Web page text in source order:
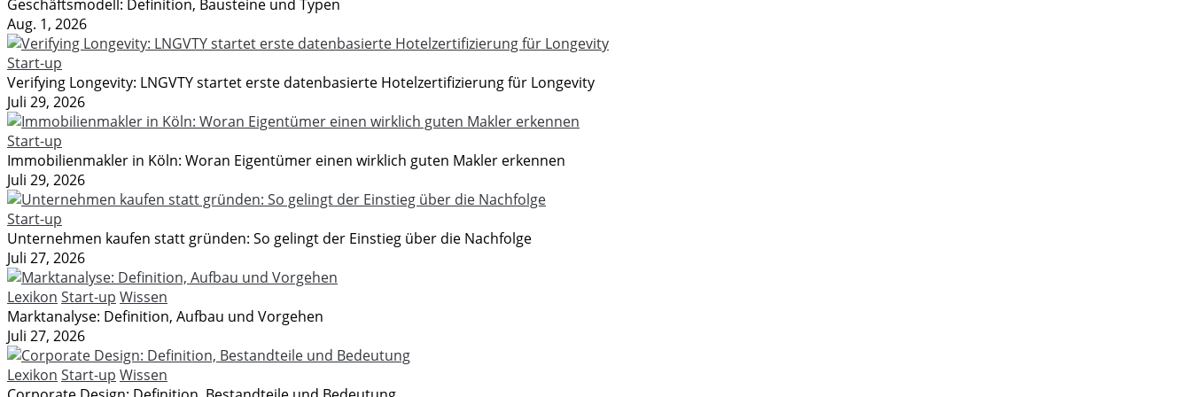
Geschäftsmodell: Definition, Bausteine und Typen
Aug. 1, 2026
Start-up
Verifying Longevity: LNGVTY startet erste datenbasierte Hotelzertifizierung für Longevity
Juli 29, 2026
Start-up
Immobilienmakler in Köln: Woran Eigentümer einen wirklich guten Makler erkennen
Juli 29, 2026
Start-up
Unternehmen kaufen statt gründen: So gelingt der Einstieg über die Nachfolge
Juli 27, 2026
Lexikon Start-up Wissen
Marktanalyse: Definition, Aufbau und Vorgehen
Juli 27, 2026
Lexikon Start-up Wissen